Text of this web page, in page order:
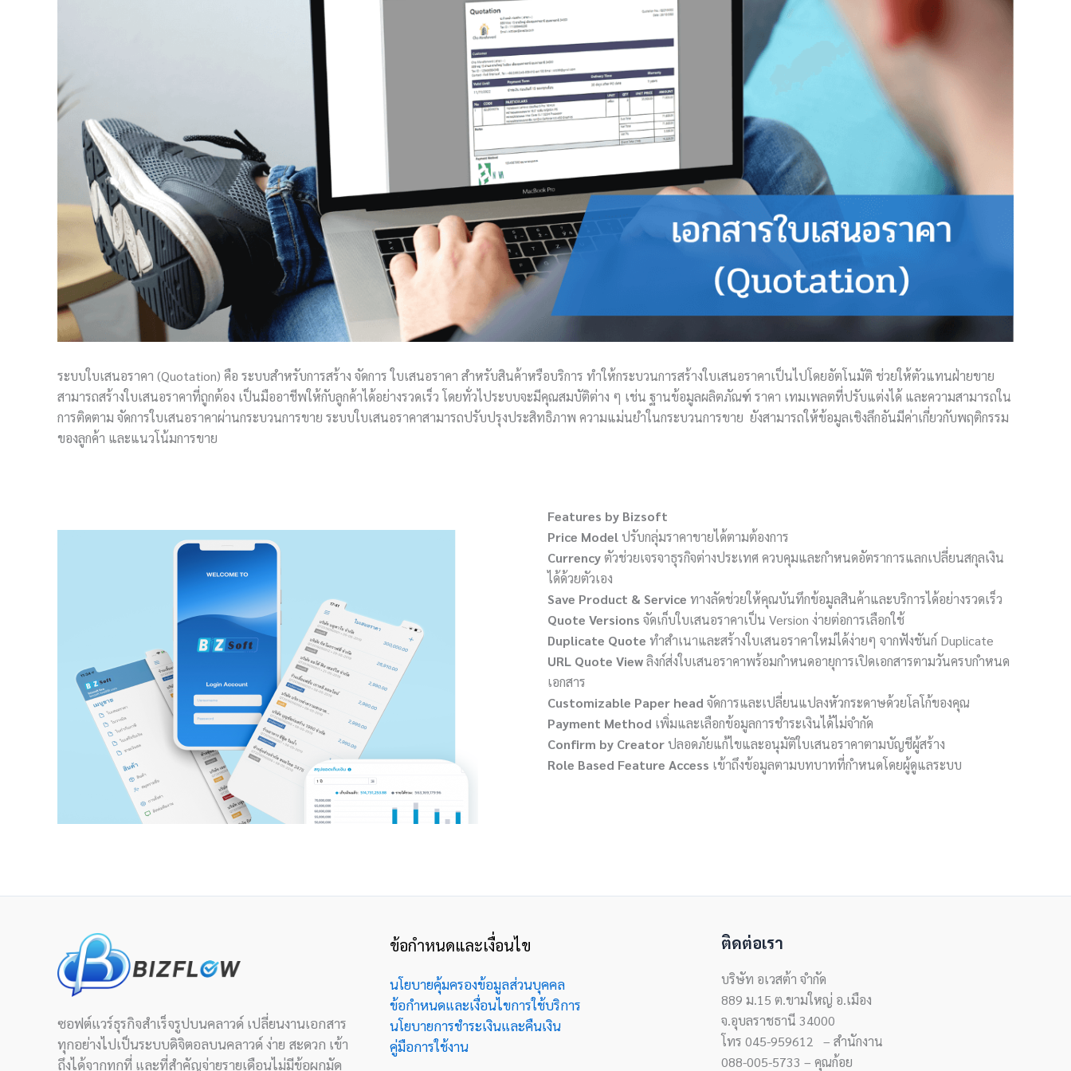
ระบบใบเสนอราคา (Quotation) คือ ระบบสำหรับการสร้าง จัดการ ใบเสนอราคา สำหรับสินค้าหรือบริการ ทำให้กระบวนการสร้างใบเสนอราคาเป็นไปโดยอัตโนมัติ ช่วยให้ตัวแทนฝ่ายขาย
สามารถสร้างใบเสนอราคาที่ถูกต้อง เป็นมืออาชีพให้กับลูกค้าได้อย่างรวดเร็ว โดยทั่วไประบบจะมีคุณสมบัติต่าง ๆ เช่น ฐานข้อมูลผลิตภัณฑ์ ราคา เทมเพลตที่ปรับแต่งได้ และความสามารถใน
การติดตาม จัดการใบเสนอราคาผ่านกระบวนการขาย ระบบใบเสนอราคาสามารถปรับปรุงประสิทธิภาพ ความแม่นยำในกระบวนการขาย ยังสามารถให้ข้อมูลเชิงลึกอันมีค่าเกี่ยวกับพฤติกรรม
ของลูกค้า และแนวโน้มการขาย
Features by Bizsoft
Price Modelปรับกลุ่มราคาขายได้ตามต้องการ
Currencyตัวช่วยเจรจาธุรกิจต่างประเทศ ควบคุมและกำหนดอัตราการแลกเปลี่ยนสกุลเงิน
ได้ด้วยตัวเอง
Save Product & Service ทางลัดช่วยให้คุณบันทึกข้อมูลสินค้าและบริการได้อย่างรวดเร็ว
Quote Versions จัดเก็บใบเสนอราคาเป็น Version ง่ายต่อการเลือกใช้
Duplicate Quote ทำสำเนาและสร้างใบเสนอราคาใหม่ได้ง่ายๆ จากฟังชันก์ Duplicate
URL Quote Viewลิงก์ส่งใบเสนอราคาพร้อมกำหนดอายุการเปิดเอกสารตามวันครบกำหนด
เอกสาร
Customizable Paper head จัดการและเปลี่ยนแปลงหัวกระดาษด้วยโลโก้ของคุณ
Payment Method เพิ่มและเลือกข้อมูลการชำระเงินได้ไม่จำกัด
Confirm by Creatorปลอดภัยแก้ไขและอนุมัติใบเสนอราคาตามบัญชีผู้สร้าง
Role Based Feature Access เข้าถึงข้อมูลตามบทบาทที่กำหนดโดยผู้ดูแลระบบ
ซอฟต์แวร์ธุรกิจสำเร็จรูปบนคลาวด์ เปลี่ยนงานเอกสาร
ทุกอย่างไปเป็นระบบดิจิตอลบนคลาวด์ ง่าย สะดวก เข้า
ถึงได้จากทุกที่ และที่สำคัญจ่ายรายเดือนไม่มีข้อผูกมัด
ข้อกำหนดและเงื่อนไข
นโยบายคุ้มครองข้อมูลส่วนบุคคล
ข้อกำหนดและเงื่อนไขการใช้บริการ
นโยบายการชำระเงินและคืนเงิน
คู่มือการใช้งาน
ติดต่อเรา
บริษัท อเวสต้า จำกัด
889 ม.15 ต.ขามใหญ่ อ.เมือง
จ.อุบลราชธานี 34000
โทร 045-959612 – สำนักงาน
088-005-5733 – คุณก้อย